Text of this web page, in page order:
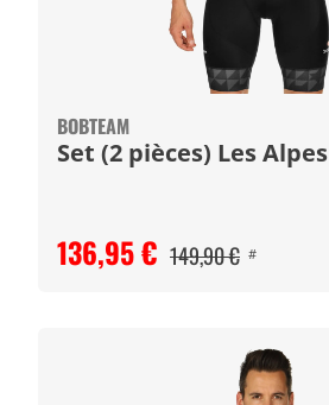
BOBTEAM
Set (2 pièces) Les Alpes
136,95 € 149,90 € #